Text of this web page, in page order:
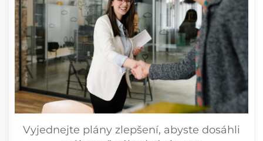
Vyjednejte plány zlepšení, abyste dosáhli